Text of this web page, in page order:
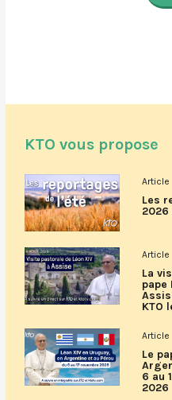
KTO vous propose
Article
Les
2026
Article
La
pape
KTO
Article
Le
6 au
2026